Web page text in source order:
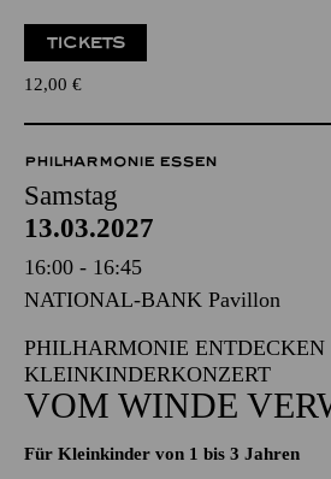
Für Kleinkinder von 1 bis 3 Jahren
12,00€
PHILHARMONIE ESSEN
Samstag
13.03.2027
16:00 - 16:45
NATIONAL-BANK Pavillon
PHILHARMONIE ENTDECKEN ·
KLEINKINDERKONZERT